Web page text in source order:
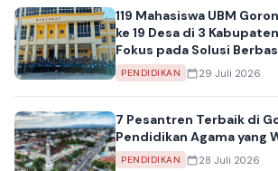
119 Mahasiswa UBM
ke 19 Desa di 3
Fokus pada Solusi
PENDIDIKAN 29 Juli 2026
7 Pesantren Terbaik di
Pendidikan Agama yang
PENDIDIKAN 28 Juli 2026